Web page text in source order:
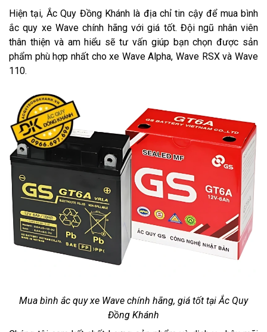
Hiện tại, Ắc Quy Đồng Khánh là địa chỉ tin cậy để mua bình
ắc quy xe Wave chính hãng với giá tốt. Đội ngũ nhân viên
thân thiện và am hiểu sẽ tư vấn giúp bạn chọn được sản
phẩm phù hợp nhất cho xe Wave Alpha, Wave RSX và Wave
110.
Mua bình ắc quy xe Wave chính hãng, giá tốt tại Ắc Quy
Đồng Khánh